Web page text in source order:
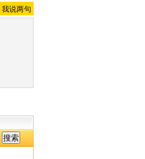
我说两句